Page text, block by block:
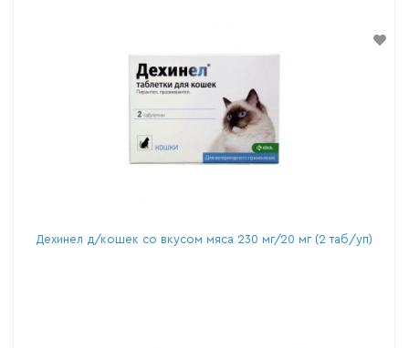
Дехинел д/кошек со вкусом мяса 230 мг/20 мг (2 таб/уп)